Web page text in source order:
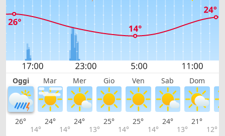
Oggi Mar Mer Gio Ven Sab Dom
26°
14°
24°
14°
24°
13°
25°
14°
25°
14°
24°
13°
21°
12°